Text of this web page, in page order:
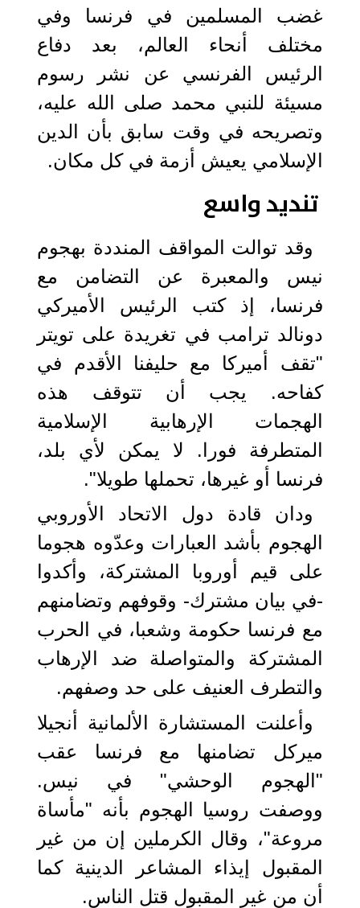
غضب المسلمين في فرنسا وفي
مختلف أنحاء العالم، بعد دفاع
الرئيس الفرنسي عن نشر رسوم
مسيئة للنبي محمد صلى الله عليه،
وتصريحه في وقت سابق بأن الدين
الإسلامي يعيش أزمة في كل مكان.
تنديد واسع
وقد توالت المواقف المنددة بهجوم
نيس والمعبرة عن التضامن مع
فرنسا، إذ كتب الرئيس الأميركي
دونالد ترامب في تغريدة على تويتر
"تقف أميركا مع حليفنا الأقدم في
كفاحه. يجب أن تتوقف هذه
الهجمات الإرهابية الإسلامية
المتطرفة فورا. لا يمكن لأي بلد،
فرنسا أو غيرها، تحملها طويلا".
ودان قادة دول الاتحاد الأوروبي
الهجوم بأشد العبارات وعدّوه هجوما
على قيم أوروبا المشتركة، وأكدوا
-في بيان مشترك- وقوفهم وتضامنهم
مع فرنسا حكومة وشعبا، في الحرب
المشتركة والمتواصلة ضد الإرهاب
والتطرف العنيف على حد وصفهم.
وأعلنت المستشارة الألمانية أنجيلا
ميركل تضامنها مع فرنسا عقب
"الهجوم الوحشي" في نيس.
ووصفت روسيا الهجوم بأنه "مأساة
مروعة"، وقال الكرملين إن من غير
المقبول إيذاء المشاعر الدينية كما
أن من غير المقبول قتل الناس.